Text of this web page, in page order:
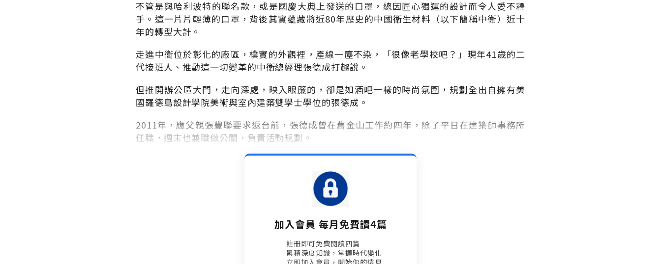
不管是與哈利波特的聯名款，或是國慶大典上發送的口罩，總因匠心獨運的設計而令人愛不釋
手。這一片片輕薄的口罩，背後其實蘊藏將近80年歷史的中國衛生材料（以下簡稱中衛）近十
年的轉型大計。
走進中衛位於彰化的廠區，樸實的外觀裡，產線一塵不染，「很像老學校吧？」現年41歲的二
代接班人、推動這一切變革的中衛總經理張德成打趣說。
但推開辦公區大門，走向深處，映入眼簾的，卻是如酒吧一樣的時尚氛圍，規劃全出自擁有美
國羅德島設計學院美術與室內建築雙學士學位的張德成。
2011年，應父親張豐聯要求返台前，張德成曾在舊金山工作約四年，除了平日在建築師事務所
任職，週末也兼職做公關，負責活動規劃。
加入會員 每月免費讀4篇
註冊即可免費閱讀四篇​
累積深度知識，掌握時代變化​
立即加入會員，開始你的遠見